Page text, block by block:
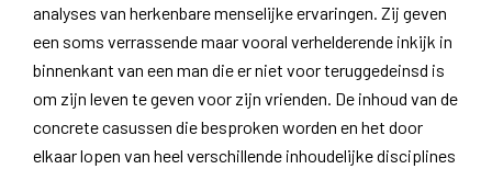
analyses van herkenbare menselijke ervaringen. Zij geven
een soms verrassende maar vooral verhelderende inkijk in
binnenkant van een man die er niet voor teruggedeinsd is
om zijn leven te geven voor zijn vrienden. De inhoud van de
concrete casussen die besproken worden en het door
elkaar lopen van heel verschillende inhoudelijke disciplines